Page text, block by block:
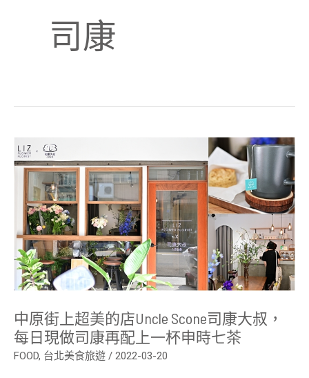
司康
中原街上超美的店Uncle Scone司康大叔，
每日現做司康再配上一杯申時七茶
FOOD, 台北美食旅遊 / 2022-03-20
原
街
上
超
美
的
店
Uncle
Scone
司
康
大
叔，
日
現
做
司